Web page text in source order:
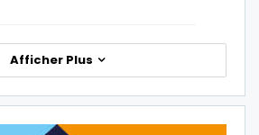
Afficher Plus